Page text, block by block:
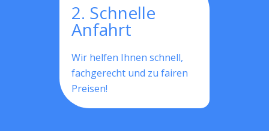
2. Schnelle
Anfahrt
Wir helfen Ihnen schnell,
fachgerecht und zu fairen
Preisen!